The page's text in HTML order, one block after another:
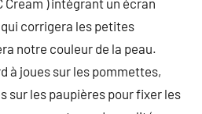
) intégrant un écran
qui corrigera les petites
notre couleur de la peau.
à joues sur les pommettes,
sur les paupières pour fixer les